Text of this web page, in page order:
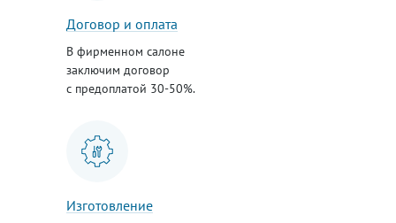
Договор и оплата
В фирменном салоне
заключим договор
с предоплатой 30-50%.
Изготовление